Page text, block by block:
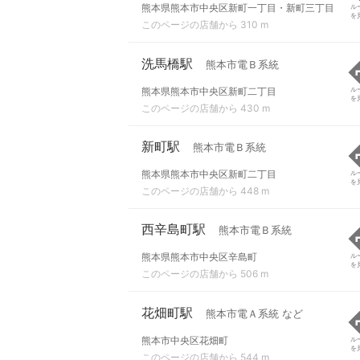
熊本県熊本市中央区新町一丁目・新町三丁目
このページの店舗から 310 m
ル
を
洗馬橋駅 熊本市電Ｂ系統
熊本県熊本市中央区新町二丁目
このページの店舗から 430 m
ル
を
新町駅 熊本市電Ｂ系統
熊本県熊本市中央区新町二丁目
このページの店舗から 448 m
ル
を
西辛島町駅 熊本市電Ｂ系統
熊本県熊本市中央区辛島町
このページの店舗から 506 m
ル
を
花畑町駅 熊本市電Ａ系統 など
熊本市中央区花畑町
このページの店舗から 544 m
ル
を